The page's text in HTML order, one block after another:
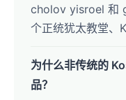
cholov yisroel 和
个正统犹太教堂、
为什么非传统的
品？